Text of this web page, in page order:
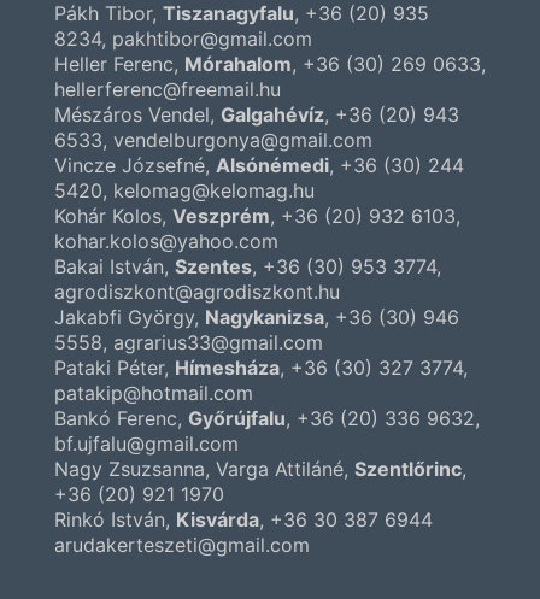
Pákh Tibor, Tiszanagyfalu, +36 (20) 935
8234, pakhtibor@gmail.com
Heller Ferenc, Mórahalom, +36 (30) 269 0633,
hellerferenc@freemail.hu
Mészáros Vendel, Galgahévíz, +36 (20) 943
6533, vendelburgonya@gmail.com
Vincze Józsefné, Alsónémedi, +36 (30) 244
5420, kelomag@kelomag.hu
Kohár Kolos, Veszprém, +36 (20) 932 6103,
kohar.kolos@yahoo.com
Bakai István, Szentes, +36 (30) 953 3774,
agrodiszkont@agrodiszkont.hu
Jakabfi György, Nagykanizsa, +36 (30) 946
5558, agrarius33@gmail.com
Pataki Péter, Hímesháza, +36 (30) 327 3774,
patakip@hotmail.com
Bankó Ferenc, Győrújfalu, +36 (20) 336 9632,
bf.ujfalu@gmail.com
Nagy Zsuzsanna, Varga Attiláné, Szentlőrinc,
+36 (20) 921 1970
Rinkó István, Kisvárda, +36 30 387 6944
arudakerteszeti@gmail.com